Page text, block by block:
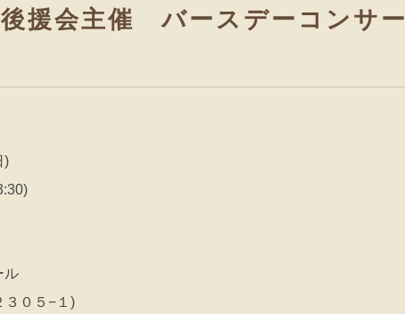
援会主催 バースデーコンサー
)
０５−１)